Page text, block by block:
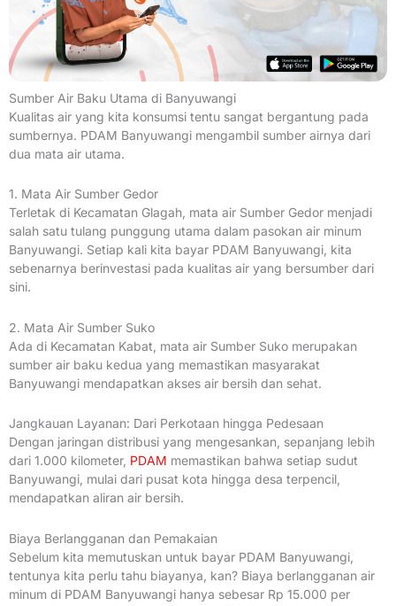
Sumber Air Baku Utama di Banyuwangi
Kualitas air yang kita konsumsi tentu sangat bergantung pada
sumbernya. PDAM Banyuwangi mengambil sumber airnya dari
dua mata air utama.
1. Mata Air Sumber Gedor
Terletak di Kecamatan Glagah, mata air Sumber Gedor menjadi
salah satu tulang punggung utama dalam pasokan air minum
Banyuwangi. Setiap kali kita bayar PDAM Banyuwangi, kita
sebenarnya berinvestasi pada kualitas air yang bersumber dari
sini.
2. Mata Air Sumber Suko
Ada di Kecamatan Kabat, mata air Sumber Suko merupakan
sumber air baku kedua yang memastikan masyarakat
Banyuwangi mendapatkan akses air bersih dan sehat.
Jangkauan Layanan: Dari Perkotaan hingga Pedesaan
Dengan jaringan distribusi yang mengesankan, sepanjang lebih
dari 1.000 kilometer, PDAM memastikan bahwa setiap sudut
Banyuwangi, mulai dari pusat kota hingga desa terpencil,
mendapatkan aliran air bersih.
Biaya Berlangganan dan Pemakaian
Sebelum kita memutuskan untuk bayar PDAM Banyuwangi,
tentunya kita perlu tahu biayanya, kan? Biaya berlangganan air
minum di PDAM Banyuwangi hanya sebesar Rp 15.000 per